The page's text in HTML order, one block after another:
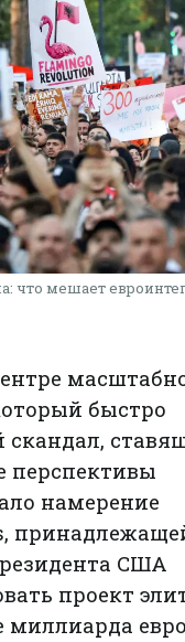
что мешает
быстро
перспективы
намерение
США
проект
миллиарда